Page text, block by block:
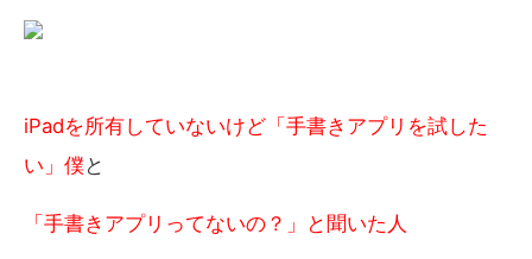
iPadを所有していないけど「手書きアプリを試した
い」僕 と
「手書きアプリってないの？」と聞いた人